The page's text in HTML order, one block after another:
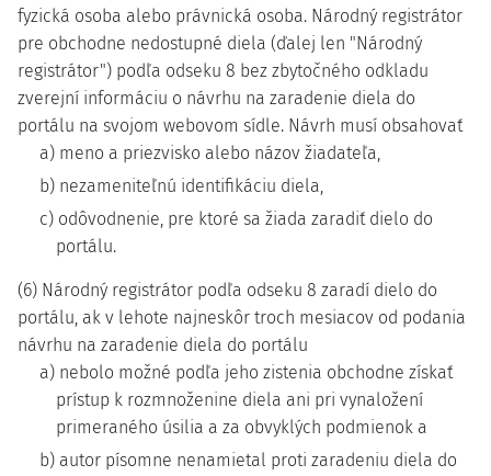
fyzická osoba alebo právnická osoba. Národný registrátor
pre obchodne nedostupné diela (ďalej len "Národný
registrátor") podľa odseku 8 bez zbytočného odkladu
zverejní informáciu o návrhu na zaradenie diela do
portálu na svojom webovom sídle. Návrh musí obsahovať
a) meno a priezvisko alebo názov žiadateľa,
b) nezameniteľnú identifikáciu diela,
c) odôvodnenie, pre ktoré sa žiada zaradiť dielo do
portálu.
(6) Národný registrátor podľa odseku 8 zaradí dielo do
portálu, ak v lehote najneskôr troch mesiacov od podania
návrhu na zaradenie diela do portálu
a) nebolo možné podľa jeho zistenia obchodne získať
prístup k rozmnoženine diela ani pri vynaložení
primeraného úsilia a za obvyklých podmienok a
b) autor písomne nenamietal proti zaradeniu diela do